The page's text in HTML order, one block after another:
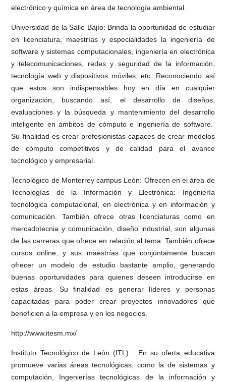
electrónico y química en área de tecnología ambiental.
Universidad de la Salle Bajío: Brinda la oportunidad de estudiar
en licenciatura, maestrías y especialidades la ingeniería de
software y sistemas computacionales, ingeniería en electrónica
y telecomunicaciones, redes y seguridad de la información,
tecnología web y dispositivos móviles, etc. Reconociendo así
que estos son indispensables hoy en día en cualquier
organización, buscando así, el desarrollo de diseños,
evaluaciones y la búsqueda y mantenimiento del desarrollo
inteligente en ámbitos de cómputo e ingeniería de software.
Su finalidad es crear profesionistas capaces de crear modelos
de cómputo competitivos y de calidad para el avance
tecnológico y empresarial.
Tecnológico de Monterrey campus León: Ofrecen en el área de
Tecnologías de la Información y Electrónica: Ingeniería
tecnológica computacional, en electrónica y en información y
comunicación. También ofrece otras licenciaturas como en
mercadotecnia y comunicación, diseño industrial, son algunas
de las carreras que ofrece en relación al tema. También ofrece
cursos online, y sus maestrías que conjuntamente buscan
ofrecer un modelo de estudio bastante amplio, generando
buenas oportunidades para quienes deseen introducirse en
estas áreas. Su finalidad es generar líderes y personas
capacitadas para poder crear proyectos innovadores que
beneficien a la empresa y en los negocios.
http://www.itesm.mx/
Instituto Tecnológico de León (ITL): En su oferta educativa
promueve varias áreas tecnológicas, como la de sistemas y
computación, Ingenierías tecnológicas de la información y